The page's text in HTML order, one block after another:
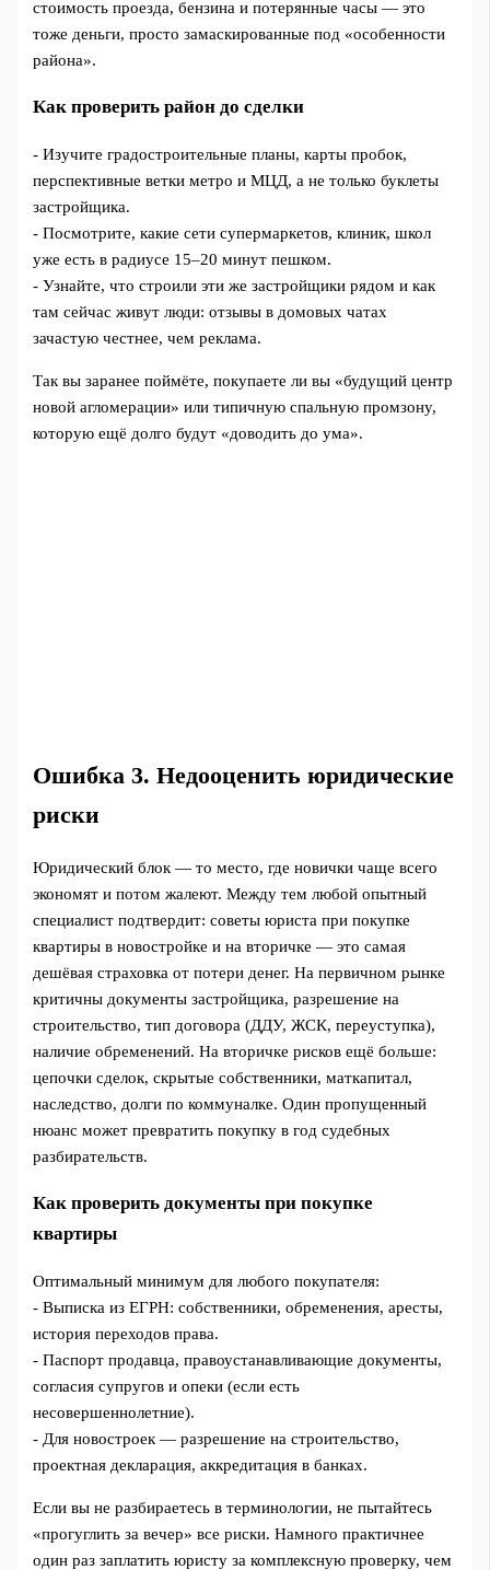
стоимость проезда, бензина и потерянные часы — это
тоже деньги, просто замаскированные под «особенности
района».
Как проверить район до сделки
- Изучите градостроительные планы, карты пробок,
перспективные ветки метро и МЦД, а не только буклеты
застройщика.
- Посмотрите, какие сети супермаркетов, клиник, школ
уже есть в радиусе 15–20 минут пешком.
- Узнайте, что строили эти же застройщики рядом и как
там сейчас живут люди: отзывы в домовых чатах
зачастую честнее, чем реклама.
Так вы заранее поймёте, покупаете ли вы «будущий центр
новой агломерации» или типичную спальную промзону,
которую ещё долго будут «доводить до ума».
Ошибка 3. Недооценить юридические
риски
Юридический блок — то место, где новички чаще всего
экономят и потом жалеют. Между тем любой опытный
специалист подтвердит: советы юриста при покупке
квартиры в новостройке и на вторичке — это самая
дешёвая страховка от потери денег. На первичном рынке
критичны документы застройщика, разрешение на
строительство, тип договора (ДДУ, ЖСК, переуступка),
наличие обременений. На вторичке рисков ещё больше:
цепочки сделок, скрытые собственники, маткапитал,
наследство, долги по коммуналке. Один пропущенный
нюанс может превратить покупку в год судебных
разбирательств.
Как проверить документы при покупке
квартиры
Оптимальный минимум для любого покупателя:
- Выписка из ЕГРН: собственники, обременения, аресты,
история переходов права.
- Паспорт продавца, правоустанавливающие документы,
согласия супругов и опеки (если есть
несовершеннолетние).
- Для новостроек — разрешение на строительство,
проектная декларация, аккредитация в банках.
Если вы не разбираетесь в терминологии, не пытайтесь
«прогуглить за вечер» все риски. Намного практичнее
один раз заплатить юристу за комплексную проверку, чем